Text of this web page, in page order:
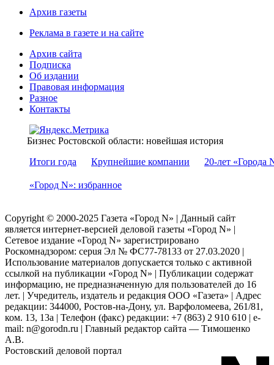
Архив газеты
Реклама в газете и на сайте
Архив сайта
Подписка
Об издании
Правовая информация
Разное
Контакты
Бизнес Ростовской области: новейшая история
Итоги года
Крупнейшие компании 20-лет «Города
«Город N»: избранное
Copyright © 2000-2025 Газета «Город N» | Данный сайт
является интернет-версией деловой газеты «Город N» |
Сетевое издание «Город N» зарегистрировано
Роскомнадзором: серuя Эл № ФС77-78133 от 27.03.2020 |
Использование материалов допускается только с активной
ссылкой на публикации «Город N» | Публикации содержат
информацию, не предназначенную для пользователей до 16
лет. | Учредитель, издатель и редакция ООО «Газета» | Адрес
редакции: 344000, Ростов-на-Дону, ул. Варфоломеева, 261/81,
ком. 13, 13а | Телефон (факс) редакции: +7 (863) 2 910 610 | e-
mail: n@gorodn.ru | Главный редактор сайта — Тимошенко
А.В.
Ростовский деловой портал